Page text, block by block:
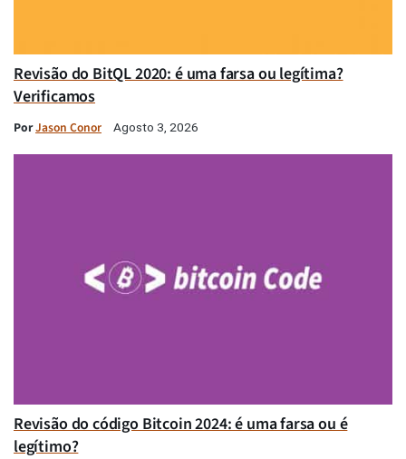
Revisão do BitQL 2020: é uma farsa ou legítima?
Verificamos
PorJason Conor Agosto 3, 2026
Revisão do código Bitcoin 2024: é uma farsa ou é
legítimo?